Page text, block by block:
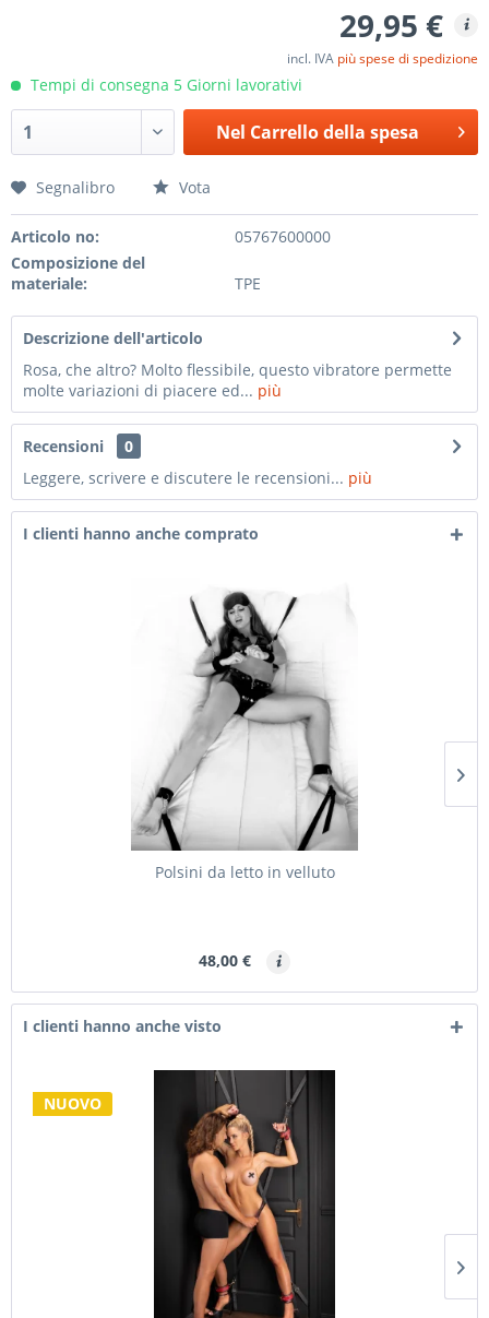
29,95 €
incl. IVA più spese di spedizione
Tempi di consegna 5 Giorni lavorativi
Nel Carrello della spesa
Segnalibro Vota
Articolo no:
05767600000
Composizione del
materiale:
TPE
Descrizione dell'articolo
Rosa, che altro? Molto flessibile, questo vibratore permette
molte variazioni di piacere ed... più
Recensioni
0
Leggere, scrivere e discutere le recensioni... più
I clienti hanno anche comprato
Polsini da letto in velluto
48,00 €
I clienti hanno anche visto
NUOVO